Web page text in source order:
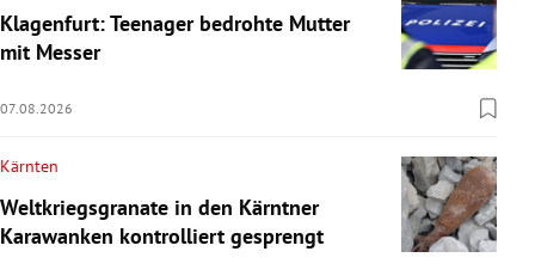
Klagenfurt: Teenager bedrohte Mutter
mit Messer
07.08.2026
Kärnten
Weltkriegsgranate in den Kärntner
Karawanken kontrolliert gesprengt